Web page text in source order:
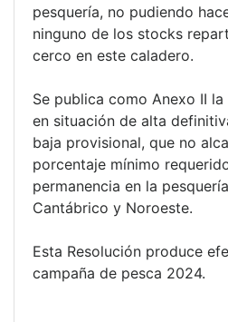
pesquería, no pudiendo
ninguno de los stocks
cerco en este caladero.
Se publica como Anexo II
en situación de alta
baja provisional, que no
porcentaje mínimo
permanencia en la
Cantábrico y Noroeste.
Esta Resolución produce
campaña de pesca 2024.